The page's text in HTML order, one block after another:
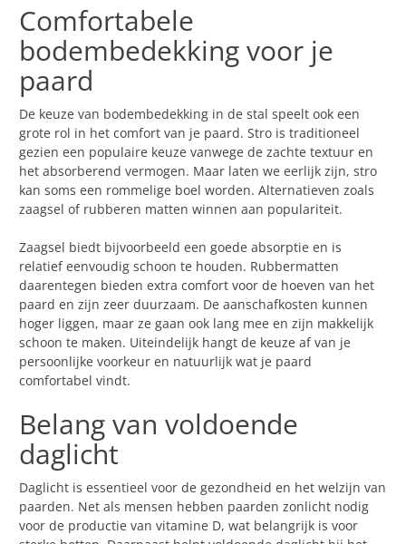
Comfortabele
bodembedekking voor je
paard
De keuze van bodembedekking in de stal speelt ook een
grote rol in het comfort van je paard. Stro is traditioneel
gezien een populaire keuze vanwege de zachte textuur en
het absorberend vermogen. Maar laten we eerlijk zijn, stro
kan soms een rommelige boel worden. Alternatieven zoals
zaagsel of rubberen matten winnen aan populariteit.
Zaagsel biedt bijvoorbeeld een goede absorptie en is
relatief eenvoudig schoon te houden. Rubbermatten
daarentegen bieden extra comfort voor de hoeven van het
paard en zijn zeer duurzaam. De aanschafkosten kunnen
hoger liggen, maar ze gaan ook lang mee en zijn makkelijk
schoon te maken. Uiteindelijk hangt de keuze af van je
persoonlijke voorkeur en natuurlijk wat je paard
comfortabel vindt.
Belang van voldoende
daglicht
Daglicht is essentieel voor de gezondheid en het welzijn van
paarden. Net als mensen hebben paarden zonlicht nodig
voor de productie van vitamine D, wat belangrijk is voor